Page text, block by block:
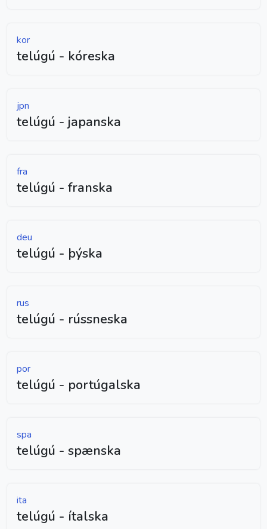
kor
telúgú - kóreska
jpn
telúgú - japanska
fra
telúgú - franska
deu
telúgú - þýska
rus
telúgú - rússneska
por
telúgú - portúgalska
spa
telúgú - spænska
ita
telúgú - ítalska